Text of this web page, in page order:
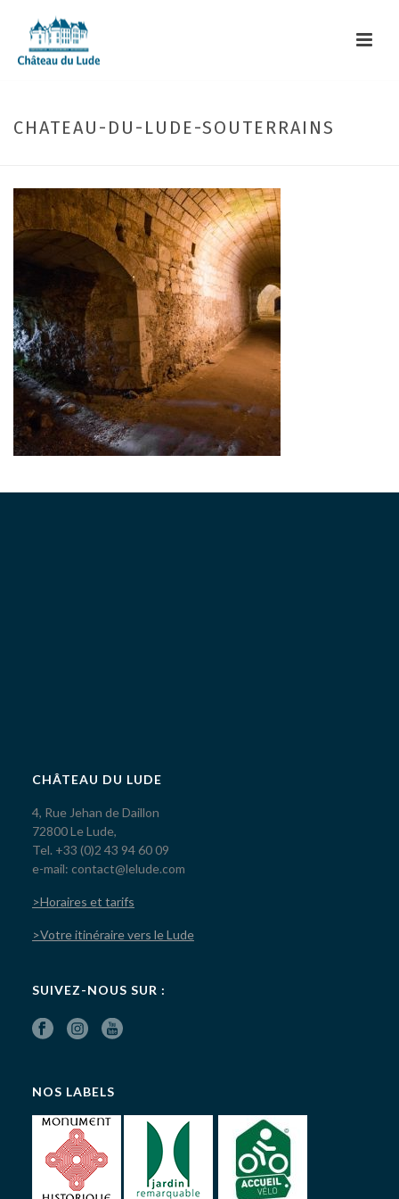
CHATEAU-DU-LUDE-SOUTERRAINS
CHÂTEAU DU LUDE
4, Rue Jehan de Daillon
72800 Le Lude,
Tel. +33 (0)2 43 94 60 09
e-mail: contact@lelude.com
>Horaires et tarifs
>Votre itinéraire vers le Lude
SUIVEZ-NOUS SUR :
NOS LABELS